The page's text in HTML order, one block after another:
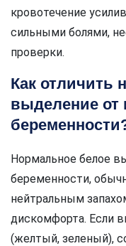
кровотечение
сильными болями,
проверки.
Как отличить
выделение от
Нормальное белое
беременности,
нейтральным
дискомфорта. Если
(желтый, зеленый),